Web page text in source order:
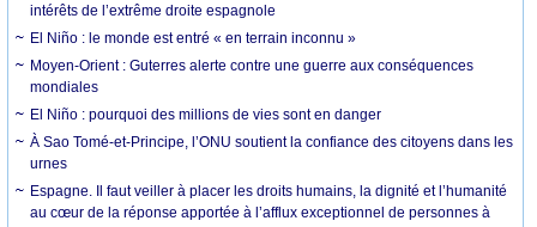
intérêts de l’extrême droite espagnole
El Niño : le monde est entré « en terrain inconnu »
Moyen-Orient : Guterres alerte contre une guerre aux conséquences
mondiales
El Niño : pourquoi des millions de vies sont en danger
À Sao Tomé-et-Principe, l’ONU soutient la confiance des citoyens dans les
urnes
Espagne. Il faut veiller à placer les droits humains, la dignité et l’humanité
au cœur de la réponse apportée à l’afflux exceptionnel de personnes à